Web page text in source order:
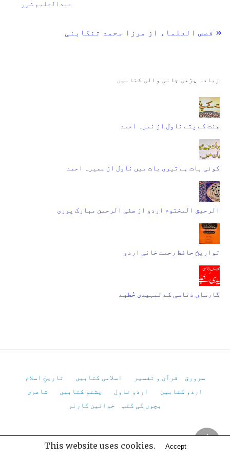
عبدالحلیم شرر
« قصص العلماء از مرزا محمد تنکابنی
زیادہ پڑھی جانی والی کتابیں
جنت کے پتے ناول از نمرہ احمد
کوئی بات ہے تیری بات میں ناول از عمیرہ احمد
الرحیق المختوم اردو از صفی الرحمن مبارک پوری
تواریخ حافظ رحمت خانی اردو
گارساں دتاسی کے تمہیدی خُطبے
سرورق قرآن و تفسیر اسلامی کتابیں
تاریخِ اسلام
اردو کتابیں
اردو ناول پشتو کتابیں
شاعری
بچوں کی کتب
خواتین کارنر
Pakistan Virtual Library
This website uses cookies. Accept